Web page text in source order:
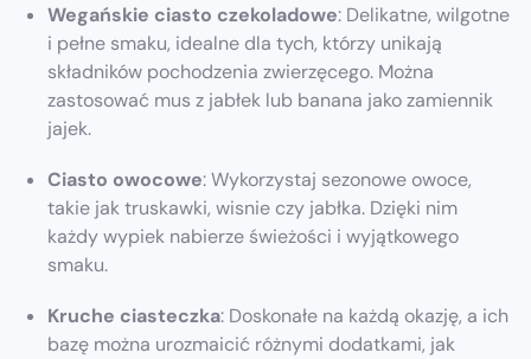
Wegańskie ciasto czekoladowe: Delikatne, wilgotne
i pełne smaku, idealne dla tych, którzy unikają
składników pochodzenia zwierzęcego. Można
zastosować mus z jabłek lub banana jako zamiennik
jajek.
Ciasto owocowe: Wykorzystaj sezonowe owoce,
takie jak truskawki, wisnie czy jabłka. Dzięki nim
każdy wypiek nabierze świeżości i wyjątkowego
smaku.
Kruche ciasteczka: Doskonałe na każdą okazję, a ich
bazę można urozmaicić różnymi dodatkami, jak